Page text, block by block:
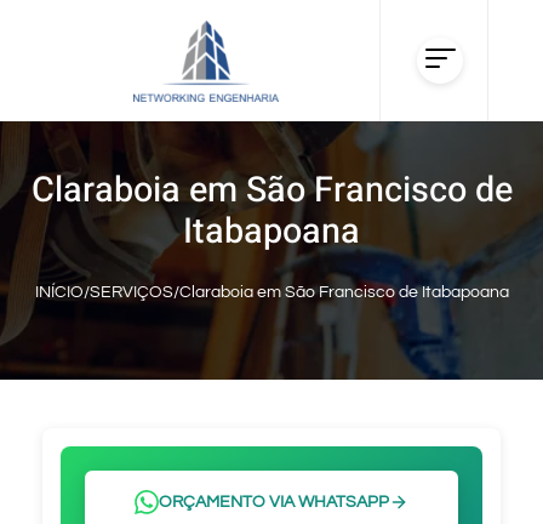
Claraboia em São Francisco de
Itabapoana
INÍCIO/SERVIÇOS/Claraboia em São Francisco de Itabapoana
ORÇAMENTO VIA WHATSAPP